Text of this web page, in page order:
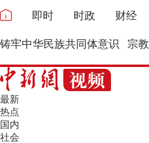
即时 时政 财经
铸牢中华民族共同体意识 宗教
最新
热点
国内
社会